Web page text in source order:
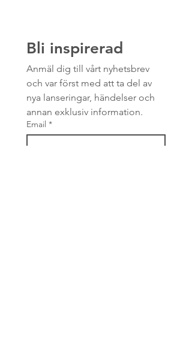
Bli inspirerad
Anmäl dig till vårt nyhetsbrev
och var först med att ta del av
nya lanseringar, händelser och
annan exklusiv information.
Email *